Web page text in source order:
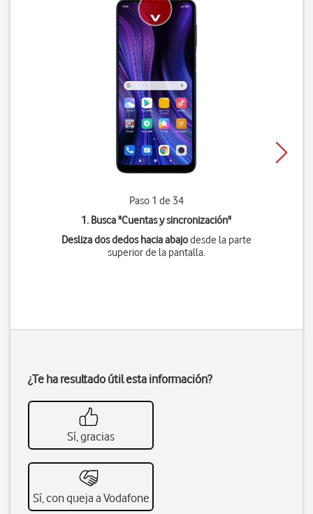
Paso 1 de 34
1. Busca "Cuentas y sincronización"
Desliza dos dedos hacia abajodesde la parte
superior de la pantalla.
¿Te ha resultado útil esta información?
Sí, gracias
Sí, con queja a Vodafone